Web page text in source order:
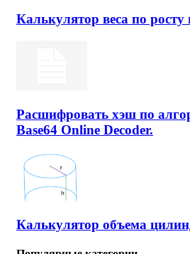
Калькулятор веса по росту
Расшифровать хэш по
Base64 Online Decoder.
Калькулятор объема